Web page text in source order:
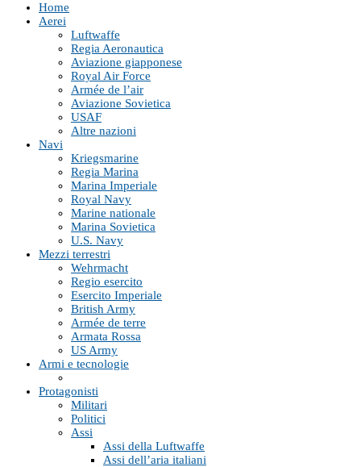
Home
Aerei
Luftwaffe
Regia Aeronautica
Aviazione giapponese
Royal Air Force
Armée de l’air
Aviazione Sovietica
USAF
Altre nazioni
Navi
Kriegsmarine
Regia Marina
Marina Imperiale
Royal Navy
Marine nationale
Marina Sovietica
U.S. Navy
Mezzi terrestri
Wehrmacht
Regio esercito
Esercito Imperiale
British Army
Armée de terre
Armata Rossa
US Army
Armi e tecnologie
Protagonisti
Militari
Politici
Assi
Assi della Luftwaffe
Assi dell’aria italiani